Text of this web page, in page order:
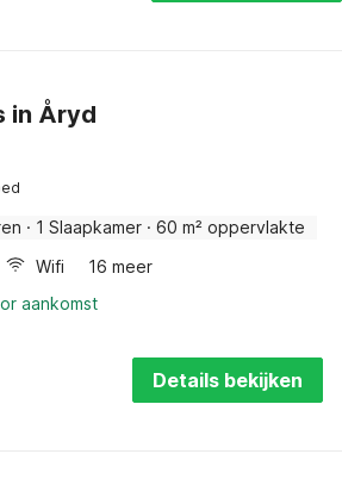
in Åryd
· 1 Slaapkamer · 60 m² oppervlakte
Wifi
16 meer
aankomst
Details bekijken